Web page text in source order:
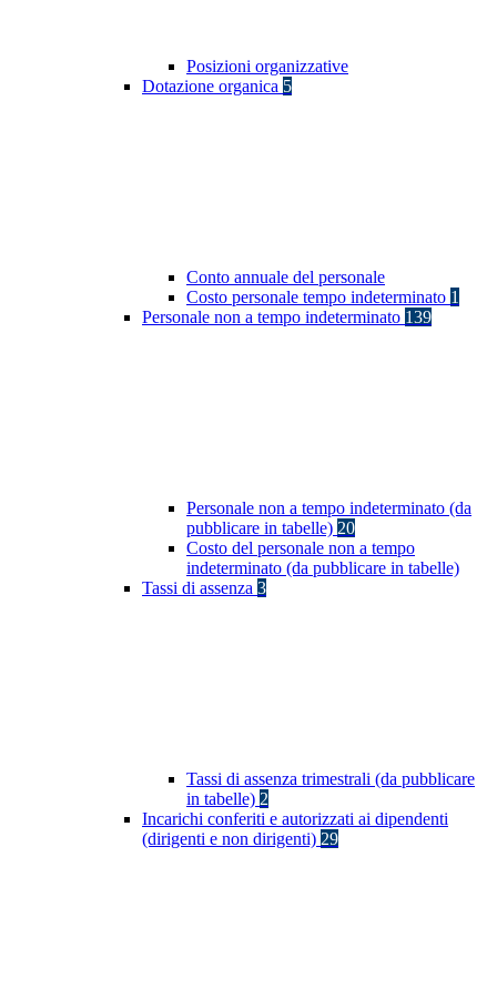
Posizioni organizzative
Dotazione organica 5
Conto annuale del personale
Costo personale tempo indeterminato 1
Personale non a tempo indeterminato 139
Personale non a tempo indeterminato (da
pubblicare in tabelle) 20
Costo del personale non a tempo
indeterminato (da pubblicare in tabelle)
Tassi di assenza 3
Tassi di assenza trimestrali (da pubblicare
in tabelle) 2
Incarichi conferiti e autorizzati ai dipendenti
(dirigenti e non dirigenti) 29